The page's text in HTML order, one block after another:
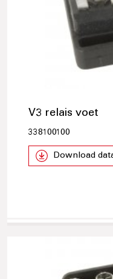
V3 relais voet
338100100
Download